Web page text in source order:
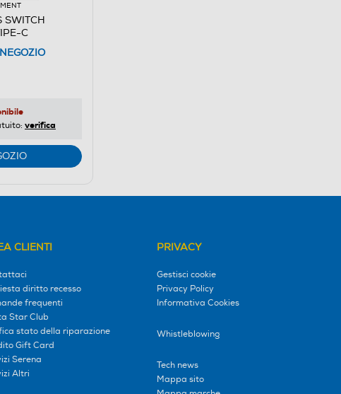
SWITCH
C
verifica
CLIENTI
diritto recesso
frequenti
Star Club
stato della riparazione
Gift Card
Serena
Altri
PRIVACY
Gestisci cookie
Privacy Policy
Informativa Cookies
Whistleblowing
Tech news
Mappa sito